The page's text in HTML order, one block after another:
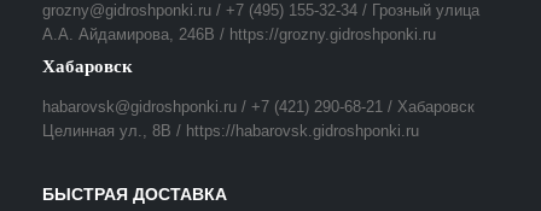
grozny@gidroshponki.ru / +7 (495) 155-32-34 / Грозный улица
А.А. Айдамирова, 246В / https://grozny.gidroshponki.ru
Хабаровск
habarovsk@gidroshponki.ru / +7 (421) 290-68-21 / Хабаровск
Целинная ул., 8В / https://habarovsk.gidroshponki.ru
БЫСТРАЯ ДОСТАВКА